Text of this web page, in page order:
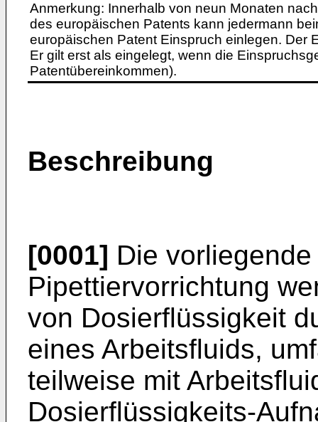
Anmerkung: Innerhalb von neun Monaten
des europäischen Patents kann jedermann
europäischen Patent Einspruch einlegen. Der
Er gilt erst als eingelegt, wenn die
Patentübereinkommen).
Beschreibung
[0001] Die
Pipettiervorrichtung
von Dosierflüssigkeit
eines Arbeitsfluids,
teilweise mit
Dosierflüssigkeits-